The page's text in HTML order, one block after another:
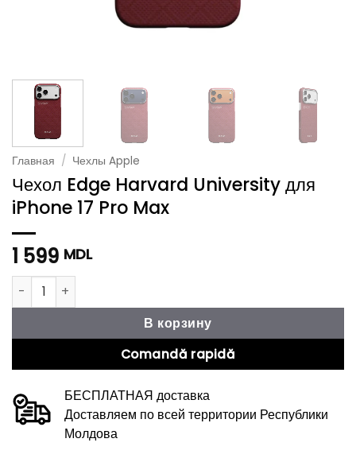
Главная / Чехлы Apple
Чехол Edge Harvard University для
iPhone 17 Pro Max
1 599 MDL
Количество товара Чехол Edge Harvard University для
В корзину
Comandă rapidă
БЕСПЛАТНАЯ доставка
Доставляем по всей территории Республики
Молдова